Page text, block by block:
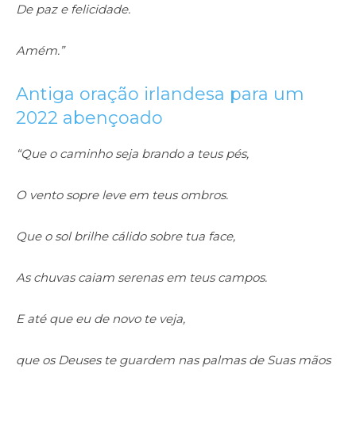
De paz e felicidade.
Amém.”
Antiga oração irlandesa para um
2022 abençoado
“Que o caminho seja brando a teus pés,
O vento sopre leve em teus ombros.
Que o sol brilhe cálido sobre tua face,
As chuvas caiam serenas em teus campos.
E até que eu de novo te veja,
que os Deuses te guardem nas palmas de Suas mãos